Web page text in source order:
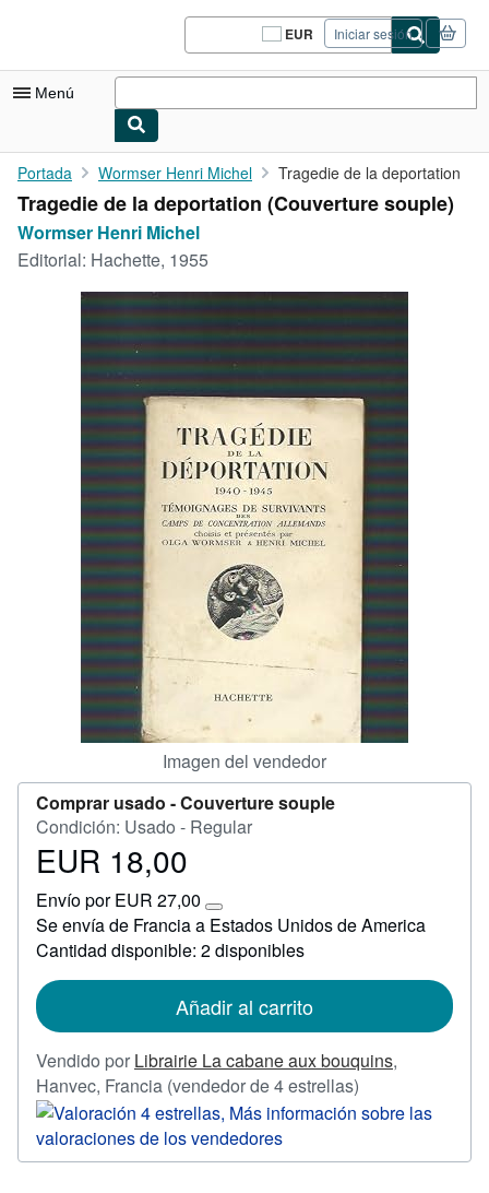
Pasar al contenido principal
EUR
Preferencias
de
del
Iniciar sesión
Menú
Mi cuenta
Consultar mis pedidos
Colecciones
Libros antiguos
Arte y coleccionismo
Vendedores
Comenzar a vender
CERRAR
Portada Wormser Henri Michel Tragedie de la deportation
Tragedie de la deportation (Couverture souple)
Wormser Henri Michel
Editorial: Hachette, 1955
Imagen del vendedor
Comprar usado -Couverture souple
Condición: Usado - Regular
Precio
18,00
EUR 18,00
Envío por EUR 27,00
Más
información
sobre
tarifas
envío
Se envía de Francia a Estados Unidos de America
Cantidad disponible: 2 disponibles
Añadir al carrito
Vendido por Librairie La cabane aux bouquins,
Hanvec, Francia (vendedor de 4 estrellas)
del
4